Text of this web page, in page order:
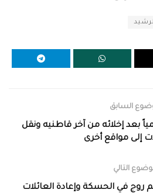
السابق
بعد إخلائه من آخر قاطنيه ونقل
إلى مواقع أخرى
التالي
روج في الحسكة وإعادة العائلات